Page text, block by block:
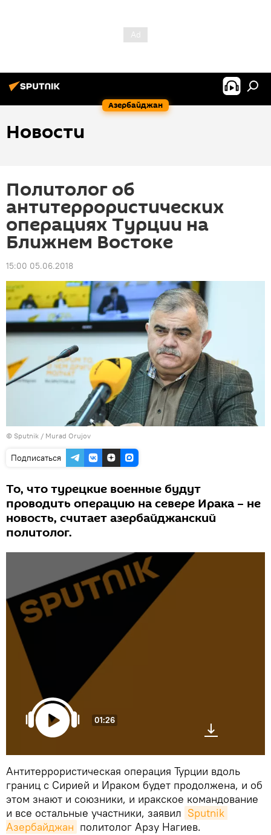
Азербайджан
Новости
Политолог об
антитеррористических
операциях Турции на
Ближнем Востоке
15:00 05.06.2018
© Sputnik / Murad Orujov
Подписаться
То, что турецкие военные будут
проводить операцию на севере Ирака – не
новость, считает азербайджанский
политолог.
01:26
Антитеррористическая операция Турции вдоль
границ с Сирией и Ираком будет продолжена, и об
этом знают и союзники, и иракское командование
и все остальные участники, заявил Sputnik
Азербайджан политолог Арзу Нагиев.